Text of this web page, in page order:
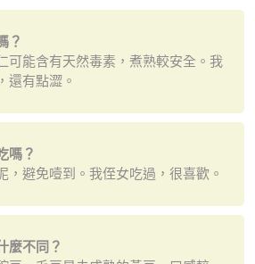
？
可能含有天然毒素，煮熟較安全。我
還有點澀。
嗎？
，避免噎到。我侄女吃過，很喜歡。
麼不同？